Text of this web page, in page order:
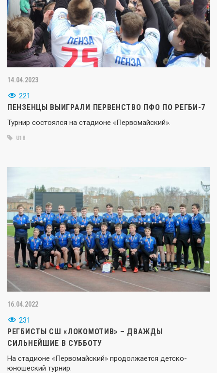
14.04.2023
221
ПЕНЗЕНЦЫ ВЫИГРАЛИ ПЕРВЕНСТВО ПФО ПО РЕГБИ-7
Турнир состоялся на стадионе «Первомайский».
U18
16.04.2022
231
РЕГБИСТЫ СШ «ЛОКОМОТИВ» – ДВАЖДЫ
СИЛЬНЕЙШИЕ В СУББОТУ
На стадионе «Первомайский» продолжается детско-
юношеский турнир.